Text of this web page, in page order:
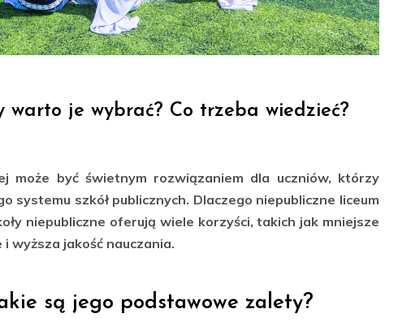
warto je wybrać? Co trzeba wiedzieć?
może być świetnym rozwiązaniem dla uczniów, którzy
szkół publicznych. Dlaczego niepubliczne liceum
niepubliczne oferują wiele korzyści, takich jak mniejsze
wyższa jakość nauczania.
są jego podstawowe zalety?